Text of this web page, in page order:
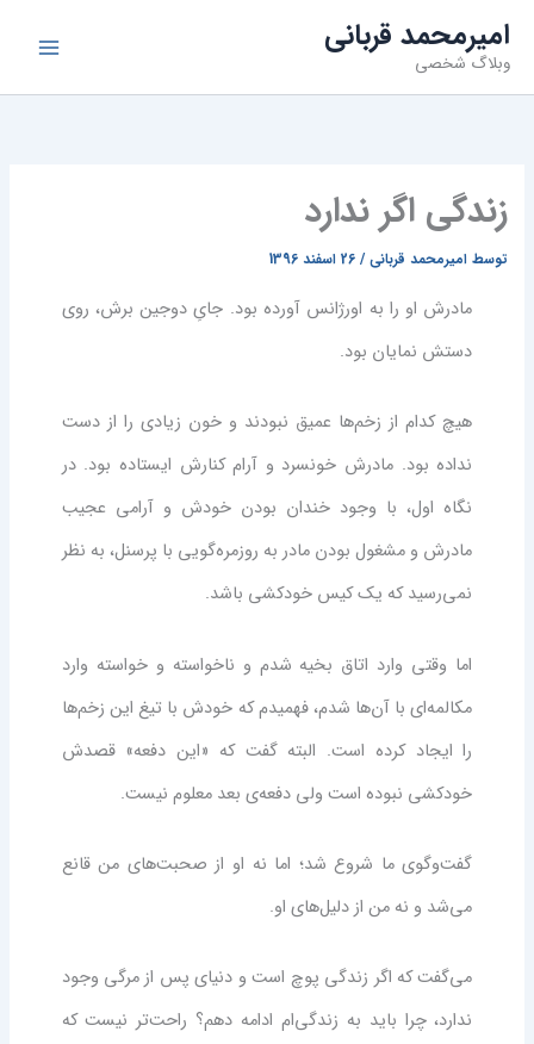
رفتنامیرمحمد قربانی
وبلاگ شخصی
زندگی اگر ندارد
توسط امیرمحمد قربانی/26 اسفند 1396
مادرش او را به اورژانس آورده بود. جایِ دوجین برش، روی
دستش نمایان بود.
هیچ کدام از زخم‌ها عمیق نبودند و خون زیادی را از دست
نداده بود. مادرش خونسرد و آرام کنارش ایستاده بود. در
نگاه اول، با وجود خندان بودن خودش و آرامی عجیب
مادرش و مشغول بودن مادر به روزمره‌گویی با پرسنل، به نظر
نمی‌رسید که یک کیس خودکشی باشد.
اما وقتی وارد اتاق بخیه شدم و ناخواسته و خواسته وارد
مکالمه‌‌ای با آن‌ها شدم، فهمیدم که خودش با تیغ این زخم‌ها
را ایجاد کرده است. البته گفت که «این دفعه» قصدش
خودکشی نبوده است ولی دفعه‌ی بعد معلوم نیست.
گفت‌و‌گوی ما شروع شد؛ اما نه او از صحبت‌های من قانع
می‌شد و نه من از دلیل‌های او.
می‌گفت که اگر زندگی پوچ است و دنیای پس از مرگی وجود
ندارد، چرا باید به زندگی‌ام ادامه دهم؟ راحت‌تر نیست که